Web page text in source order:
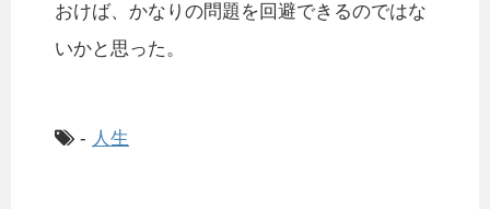
おけば、かなりの問題を回避できるのではな
いかと思った。
- 人生